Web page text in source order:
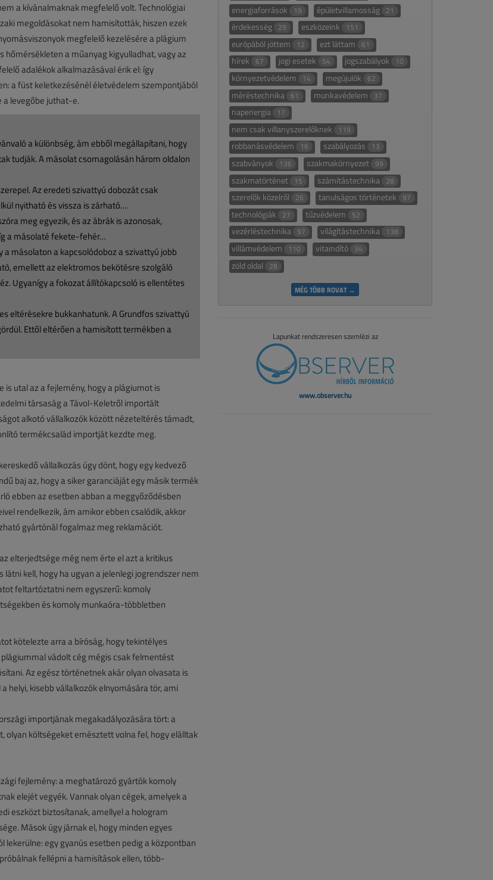
a kívánalmaknak megfelelő volt. Technológiai
megoldásokat nem hamisították, hiszen ezek
megfelelő kezelésére a plágium
a műanyag kigyulladhat, vagy az
adalékok alkalmazásával érik el: így
a füst keletkezésénél életvédelem szempontjából
a levegőbe juthat-e.
a különbség, ám ebből megállapítani, hogy
tudják. A másolat csomagolásán három oldalon
Az eredeti szivattyú dobozát csak
nyitható és vissza is zárható….
meg egyezik, és az ábrák is azonosak,
a másolaté fekete-fehér…
másolaton a kapcsolódoboz a szivattyú jobb
emellett az elektromos bekötésre szolgáló
Ugyanígy a fokozat állítókapcsoló is ellentétes
eltérésekre bukkanhatunk. A Grundfos szivattyú
Ettől eltérően a hamisított termékben a
utal az a fejlemény, hogy a plágiumot is
társaság a Távol-Keletről importált
alkotó vállalkozók között nézeteltérés támadt,
termékcsalád importját kezdte meg.
vállalkozás úgy dönt, hogy egy kedvező
baj az, hogy a siker garanciáját egy másik termék
ebben az esetben abban a meggyőződésben
rendelkezik, ám amikor ebben csalódik, akkor
gyártónál fogalmaz meg reklamációt.
elterjedtsége még nem érte el azt a kritikus
kell, hogy ha ugyan a jelenlegi jogrendszer nem
feltartóztatni nem egyszerű: komoly
és komoly munkaóra-többletben
kötelezte arra a bíróság, hogy tekintélyes
vádolt cég mégis csak felmentést
Az egész történetnek akár olyan olvasata is
helyi, kisebb vállalkozók elnyomására tör, ami
importjának megakadályozására tört: a
olyan költségeket emésztett volna fel, hogy elálltak
fejlemény: a meghatározó gyártók komoly
elejét vegyék. Vannak olyan cégek, amelyek a
eszközt biztosítanak, amellyel a hologram
Mások úgy járnak el, hogy minden egyes
egy gyanús esetben pedig a központban
fellépni a hamisítások ellen, több-
energiaforrások 19 épületvillamosság 21
érdekesség 29 eszközeink 151
európából jöttem 12 ezt láttam 61
hírek 67 jogi esetek 54 jogszabályok 10
környezetvédelem 14 megújulók 62
méréstechnika 61 munkavédelem 37
napenergia 17
nem csak villanyszerelőknek 119
robbanásvédelem 16 szabályozás 13
szabványok 136 szakmakörnyezet 99
szakmatörténet 15 számítástechnika 28
szerelők közelről 26 tanulságos történetek 97
technológiák 27 tűzvédelem 52
vezérléstechnika 97 világítástechnika 138
villámvédelem 110 vitaindító 34
zöld oldal 28
MÉG TÖBB ROVAT →
Lapunkat rendszeresen szemlézi az
www.observer.hu